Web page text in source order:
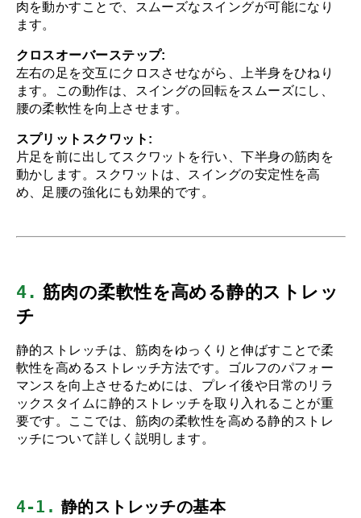
肉を動かすことで、スムーズなスイングが可能になり
ます。
クロスオーバーステップ:
左右の足を交互にクロスさせながら、上半身をひねり
ます。この動作は、スイングの回転をスムーズにし、
腰の柔軟性を向上させます。
スプリットスクワット:
片足を前に出してスクワットを行い、下半身の筋肉を
動かします。スクワットは、スイングの安定性を高
め、足腰の強化にも効果的です。
4. 筋肉の柔軟性を高める静的ストレッ
チ
静的ストレッチは、筋肉をゆっくりと伸ばすことで柔
軟性を高めるストレッチ方法です。ゴルフのパフォー
マンスを向上させるためには、プレイ後や日常のリラ
ックスタイムに静的ストレッチを取り入れることが重
要です。ここでは、筋肉の柔軟性を高める静的ストレ
ッチについて詳しく説明します。
4-1. 静的ストレッチの基本